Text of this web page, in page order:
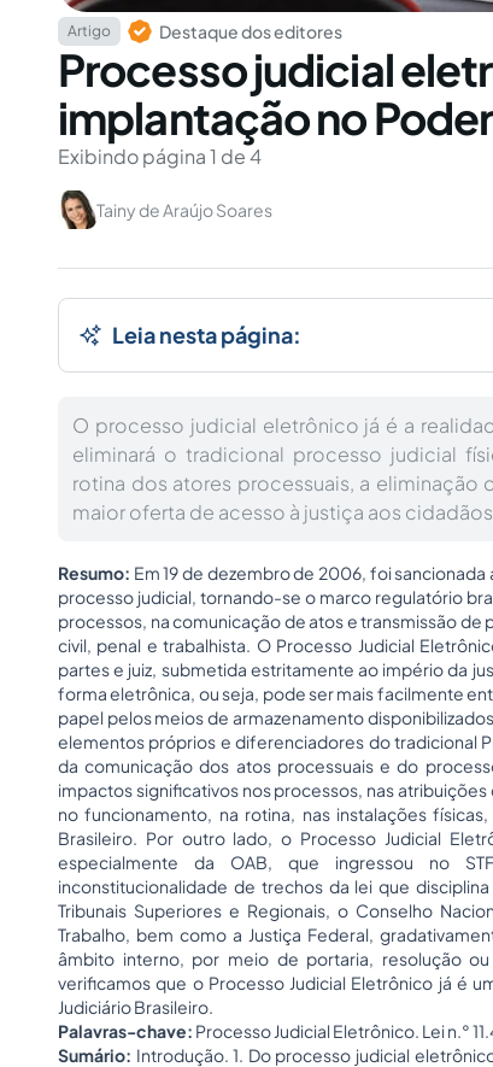
Artigo Destaque dos editores
Processo judicial
implantação no
Exibindo página 1 de 4
Tainy de Araújo Soares
Leia nesta página:
O processo judicial eletrônico já é a
eliminará o tradicional processo judicial
rotina dos atores processuais, a
maior oferta de acesso à justiça aos
Resumo: Em 19 de dezembro de 2006, foi sancionada
processo judicial, tornando-se o marco regulatório
processos, na comunicação de atos e transmissão
civil, penal e trabalhista. O Processo Judicial
partes e juiz, submetida estritamente ao império da
forma eletrônica, ou seja, pode ser mais facilmente
papel pelos meios de armazenamento
elementos próprios e diferenciadores do tradicional
da comunicação dos atos processuais e do
impactos significativos nos processos, nas
no funcionamento, na rotina, nas instalações
Brasileiro. Por outro lado, o Processo Judicial
especialmente da OAB, que ingressou no
inconstitucionalidade de trechos da lei que
Tribunais Superiores e Regionais, o Conselho
Trabalho, bem como a Justiça Federal,
âmbito interno, por meio de portaria, resolução
verificamos que o Processo Judicial Eletrônico já é
Judiciário Brasileiro.
Palavras-chave: Processo Judicial Eletrônico. Lei n.°
Sumário: Introdução. 1. Do processo judicial